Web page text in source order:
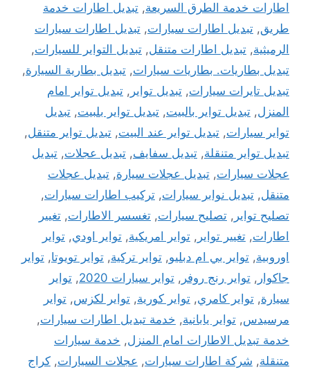
اطارات خدمة الطرق السريعة, تبديل اطارات خدمة
طريق, تبديل اطارات سيارات, تبديل اطارات سيارات
الرميثية, تبديل اطارات متنقل, تبديل التواير للسيارات,
تبديل بطاريات. بطاريات سيارات, تبديل بطارية السيارة,
تبديل تايرات سيارات, تبديل تواير , تبديل تواير امام
المنزل, تبديل تواير بالبيت, تبديل تواير بلبيت, تبديل
تواير سيارات, تبديل تواير عند البيت, تبديل تواير متنقل,
تبديل تواير متنقلة, تبديل سفايف, تبديل عجلات, تبديل
عجلات سيارات, تبديل عجلات سيارة, تبديل عجلات
متنقل, تبديل نوابر سيارات, تركيب اطارات سيارات,
تصليح تواير , تصليح سيارات, تغسسر الاطارات, تغيير
اطارات, تغيير تواير , تواير امريكية, تواير اودي, تواير
اوروبية, تواير بي ام دبليو, تواير تركية, تواير تويوتا, تواير
جاكوار , تواير رنج روفر , تواير سيارات 2020 , تواير
سيارة, تواير كامري, تواير كورية, تواير لكزس, تواير
مرسيدس, تواير يابانية, خدمة تبديل اطارات سيارات,
خدمة تبديل الاطارات امام المنزل, خدمة سيارات
متنقلة, شركة اطارات سيارات, عجلات السيارات, كراج